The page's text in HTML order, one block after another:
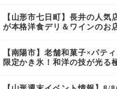
【山形市七日町】長井の人気
が本格洋食デリ＆ワインのお
【南陽市】老舗和菓子×パテ
限定かき氷！和洋の技が光る